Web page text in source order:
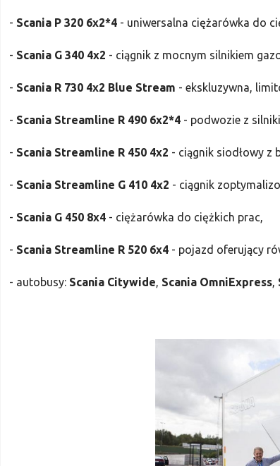
- Scania P 320 6x2*4 - uniwersalna ciężarówka do
- Scania G 340 4x2 - ciągnik z mocnym silnikiem
- Scania R 730 4x2 Blue Stream - ekskluzywna,
- Scania Streamline R 490 6x2*4 - podwozie z
- Scania Streamline R 450 4x2 - ciągnik siodłowy z
- Scania Streamline G 410 4x2 - ciągnik
- Scania G 450 8x4 - ciężarówka do ciężkich prac,
- Scania Streamline R 520 6x4 - pojazd oferujący
- autobusy: Scania Citywide, Scania OmniExpress,